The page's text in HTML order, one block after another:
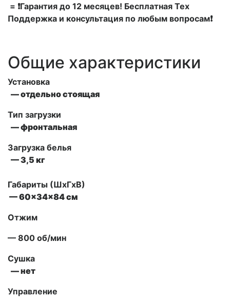
= ❗Гарантия до 12 месяцев! Бесплатная Тех
Поддержка и консультация по любым вопросам❗
Общие характеристики
Установка
— отдельно стоящая
Тип загрузки
— фронтальная
Загрузка белья
— 3,5 кг
Габариты (ШxГxВ)
— 60x34x84 см
Отжим
— 800 об/мин
Сушка
— нет
Управление